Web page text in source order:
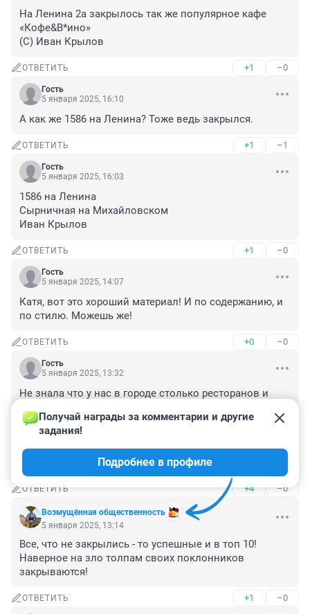
На Ленина 2а закрылось так же популярное кафе
«Кофе&В*ино»
(С) Иван Крылов
ОТВЕТИТЬ +1 –0
Гость
5 января 2025, 16:10
А как же 1586 на Ленина? Тоже ведь закрылся.
ОТВЕТИТЬ +1 –1
Гость
5 января 2025, 16:03
1586 на Ленина
Сырничная на Михайловском
Иван Крылов
ОТВЕТИТЬ +1 –0
Гость
5 января 2025, 14:07
Катя, вот это хороший материал! И по содержанию, и
по стилю. Можешь же!
ОТВЕТИТЬ +0 –0
Гость
5 января 2025, 13:32
Не знала что у нас в городе столько ресторанов и
ресторане 7-е небо, где мне подали в тарелке
длинный волос и даже не извинились. Отпала охота
в Тюмени отдавать деньги за плохую , не оправданно
дорогую кухню и за хамство в отношении гостей.
ОТВЕТИТЬ +4 –0
Возмущëнная общественность
Получай награды за комментарии и другие
задания!
Подробнее в профиле
5 января 2025, 13:14
Все, что не закрылись - то успешные и в топ 10!
Наверное на зло толпам своих поклонников
закрываются!
ОТВЕТИТЬ +1 –0